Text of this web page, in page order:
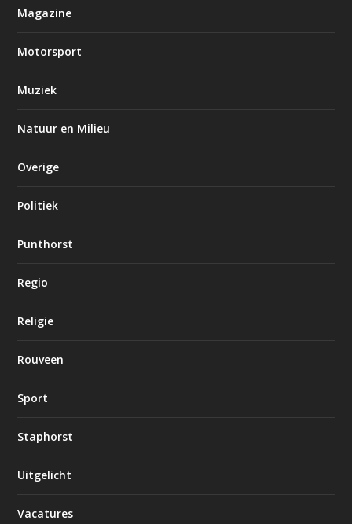
Magazine
Motorsport
Muziek
Natuur en Milieu
Overige
Politiek
Punthorst
Regio
Religie
Rouveen
Sport
Staphorst
Uitgelicht
Vacatures